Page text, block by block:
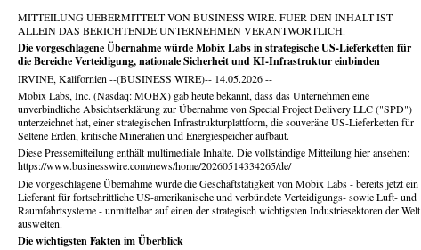
MITTEILUNG UEBERMITTELT VON BUSINESS WIRE. FUER DEN INHALT IST
ALLEIN DAS BERICHTENDE UNTERNEHMEN VERANTWORTLICH.
Die vorgeschlagene Übernahme würde Mobix Labs in strategische US-Lieferketten für
die Bereiche Verteidigung, nationale Sicherheit und KI-Infrastruktur einbinden
IRVINE, Kalifornien --(BUSINESS WIRE)-- 14.05.2026 --
Mobix Labs, Inc. (Nasdaq: MOBX) gab heute bekannt, dass das Unternehmen eine
unverbindliche Absichtserklärung zur Übernahme von Special Project Delivery LLC ("SPD")
unterzeichnet hat, einer strategischen Infrastrukturplattform, die souveräne US-Lieferketten für
Seltene Erden, kritische Mineralien und Energiespeicher aufbaut.
Diese Pressemitteilung enthält multimediale Inhalte. Die vollständige Mitteilung hier ansehen:
https://www.businesswire.com/news/home/20260514334265/de/
Die vorgeschlagene Übernahme würde die Geschäftstätigkeit von Mobix Labs - bereits jetzt ein
Lieferant für fortschrittliche US-amerikanische und verbündete Verteidigungs- sowie Luft- und
Raumfahrtsysteme - unmittelbar auf einen der strategisch wichtigsten Industriesektoren der Welt
ausweiten.
Die wichtigsten Fakten im Überblick